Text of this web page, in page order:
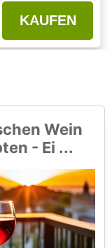
KAUFEN
Wein
- Ei ...